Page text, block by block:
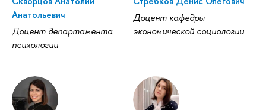
Анатольевич
Доцент департамента
психологии
Доцент кафедры
экономической социологии